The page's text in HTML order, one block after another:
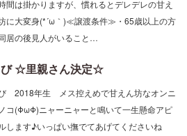
間は掛かりますが、慣れるとデレデレの甘え
に大変身(*´ω｀)≪譲渡条件≫・65歳以上の方
居の後見人がいること…
☆里親さん決定☆
2018年生 メス控えめで甘えん坊なオンニ
コ(ΦωΦ)ニャーニャーと鳴いて一生懸命アピ
します♪いっぱい撫でてあげてくださいね